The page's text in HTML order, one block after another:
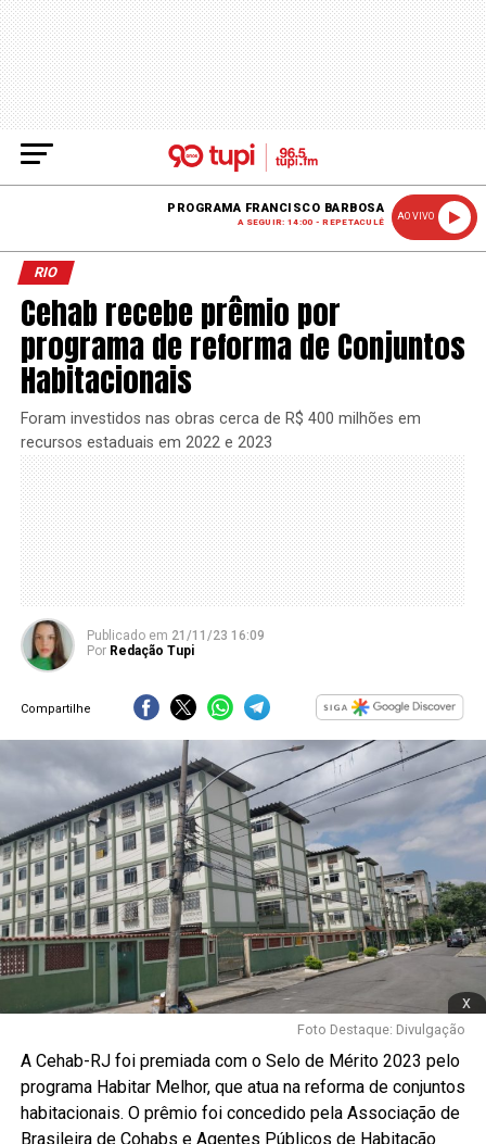
PROGRAMA FRANCISCO BARBOSA
A SEGUIR: 14:00 - REPETACULÊ
AO VIVO
RIO
Cehab recebe prêmio por
programa de reforma de Conjuntos
Habitacionais
Foram investidos nas obras cerca de R$ 400 milhões em
recursos estaduais em 2022 e 2023
Publicado em 21/11/23 16:09
Por Redação Tupi
Compartilhe
x
Foto Destaque: Divulgação
A Cehab-RJ foi premiada com o Selo de Mérito 2023 pelo
programa Habitar Melhor, que atua na reforma de conjuntos
habitacionais. O prêmio foi concedido pela Associação de
Brasileira de Cohabs e Agentes Públicos de Habitação